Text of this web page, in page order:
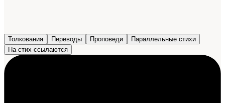
Толкования Переводы Проповеди
Параллельные стихи
На стих ссылаются